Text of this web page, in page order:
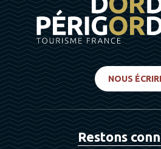
NOUS
Restons